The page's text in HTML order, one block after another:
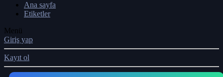
Ana sayfa
Etiketler
Menü
Giriş yap
Kayıt ol